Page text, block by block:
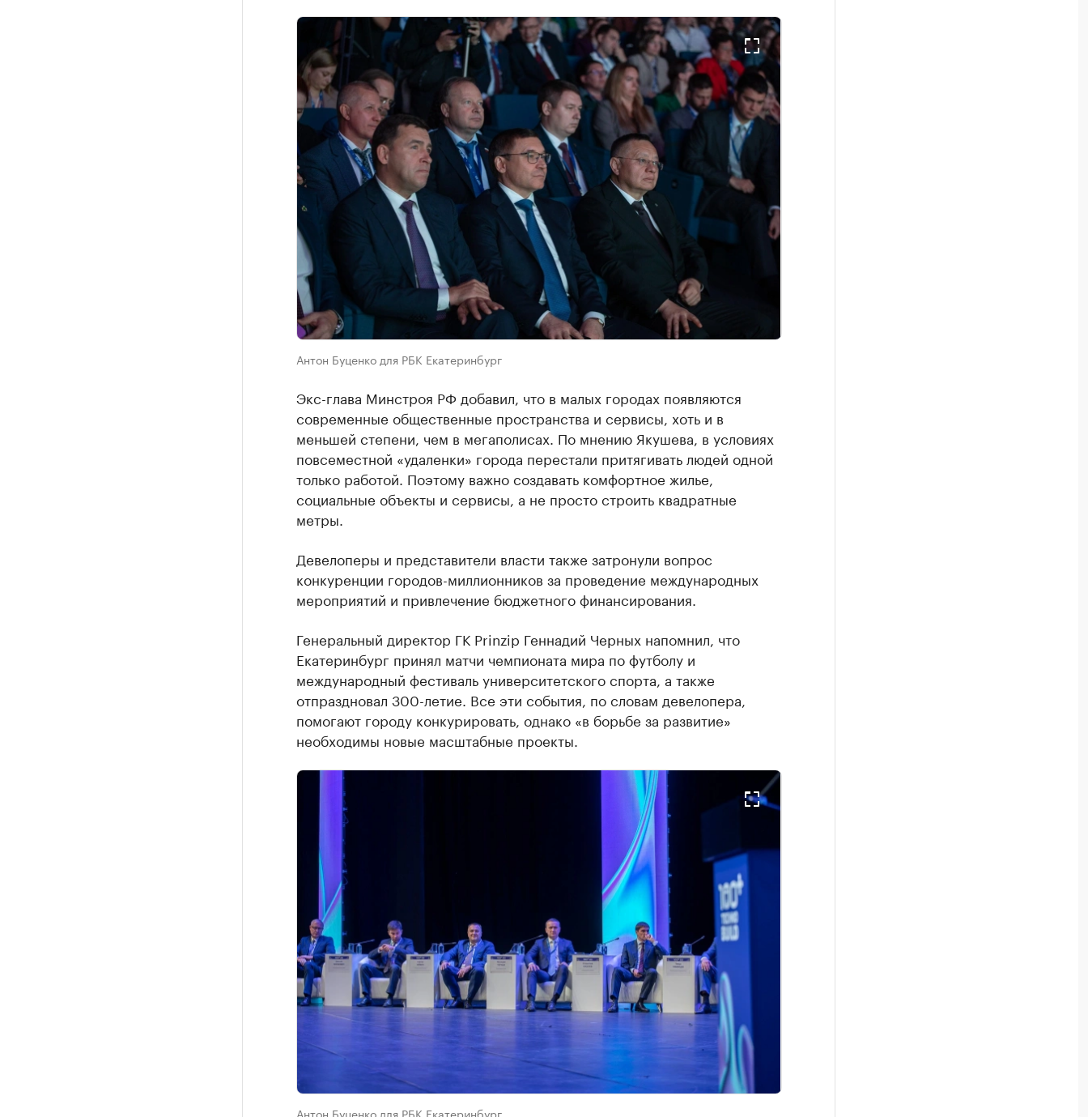
Антон Буценко для РБК Екатеринбург
Экс-глава Минстроя РФ добавил, что в малых городах появляются
современные общественные пространства и сервисы, хоть и в
меньшей степени, чем в мегаполисах. По мнению Якушева, в условиях
повсеместной «удаленки» города перестали притягивать людей одной
только работой. Поэтому важно создавать комфортное жилье,
социальные объекты и сервисы, а не просто строить квадратные
метры.
Девелоперы и представители власти также затронули вопрос
конкуренции городов-миллионников за проведение международных
мероприятий и привлечение бюджетного финансирования.
Генеральный директор ГК Prinzip Геннадий Черных напомнил, что
Екатеринбург принял матчи чемпионата мира по футболу и
международный фестиваль университетского спорта, а также
отпраздновал 300-летие. Все эти события, по словам девелопера,
помогают городу конкурировать, однако «в борьбе за развитие»
необходимы новые масштабные проекты.
Антон Буценко для РБК Екатеринбург